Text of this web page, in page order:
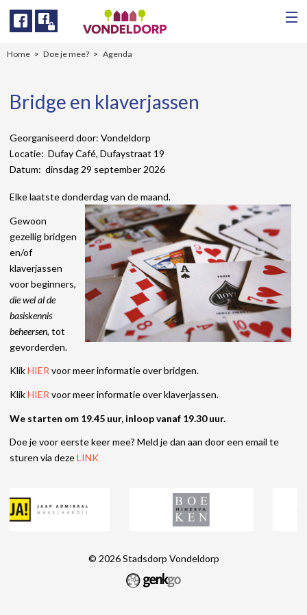
Facebook
Home Doe je mee? Agenda
Bridge en klaverjassen
Georganiseerd door: Vondeldorp
Locatie: Dufay Café, Dufaystraat 19
Datum: dinsdag 29 september 2026
Elke laatste donderdag van de maand.
Gewoon
gezellig bridgen
en/of
klaverjassen
voor beginners,
die wel al de
basiskennis
beheersen, tot
gevorderden.
KlikHIERvoor meer informatie over bridgen.
KlikHIER voor meer informatie over klaverjassen.
We starten om 19.45 uur, inloop vanaf 19.30 uur.
Doe je voor eerste keer mee? Meld je dan aan door een email te
sturen via dezeLINK
© 2026Stadsdorp Vondeldorp